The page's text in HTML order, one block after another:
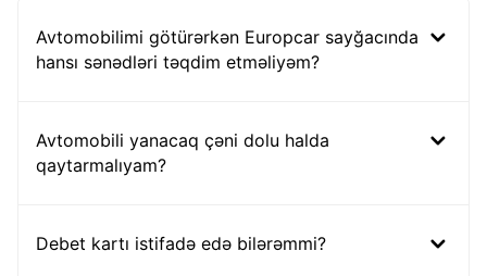
Avtomobilimi götürərkən Europcar sayğacında
hansı sənədləri təqdim etməliyəm?
Avtomobili yanacaq çəni dolu halda
qaytarmalıyam?
Debet kartı istifadə edə bilərəmmi?